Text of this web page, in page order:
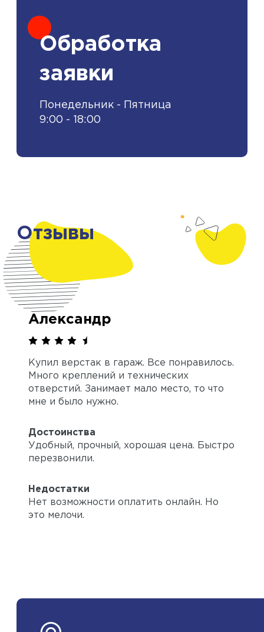
Обработка
заявки
Понедельник - Пятница
9:00 - 18:00
Отзывы
Александр
Купил верстак в гараж. Все понравилось.
Много креплений и технических
отверстий. Занимает мало место, то что
мне и было нужно.
Достоинства
Удобный, прочный, хорошая цена. Быстро
перезвонили.
Недостатки
Нет возможности оплатить онлайн. Но
это мелочи.